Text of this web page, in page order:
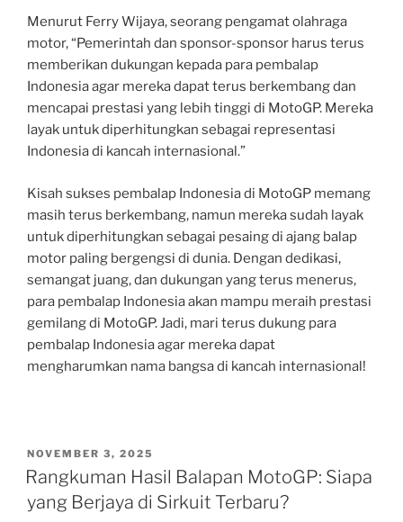
Menurut Ferry Wijaya, seorang pengamat olahraga
motor, “Pemerintah dan sponsor-sponsor harus terus
memberikan dukungan kepada para pembalap
Indonesia agar mereka dapat terus berkembang dan
mencapai prestasi yang lebih tinggi di MotoGP. Mereka
layak untuk diperhitungkan sebagai representasi
Indonesia di kancah internasional.”
Kisah sukses pembalap Indonesia di MotoGP memang
masih terus berkembang, namun mereka sudah layak
untuk diperhitungkan sebagai pesaing di ajang balap
motor paling bergengsi di dunia. Dengan dedikasi,
semangat juang, dan dukungan yang terus menerus,
para pembalap Indonesia akan mampu meraih prestasi
gemilang di MotoGP. Jadi, mari terus dukung para
pembalap Indonesia agar mereka dapat
mengharumkan nama bangsa di kancah internasional!
POSTED
ON
NOVEMBER 3, 2025
Rangkuman Hasil Balapan MotoGP: Siapa
yang Berjaya di Sirkuit Terbaru?